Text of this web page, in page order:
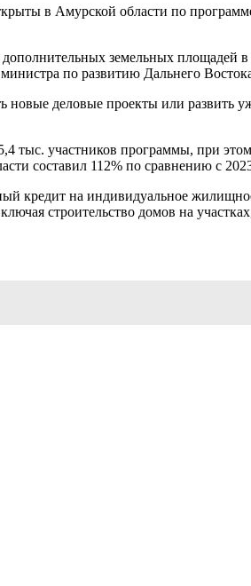
в Амурской области по
земельных площадей
министра по развитию Дальнего
новые деловые проекты или развить
тыс. участников программы, при
составил 112% по сравнению с
кредит на индивидуальное
строительство домов на